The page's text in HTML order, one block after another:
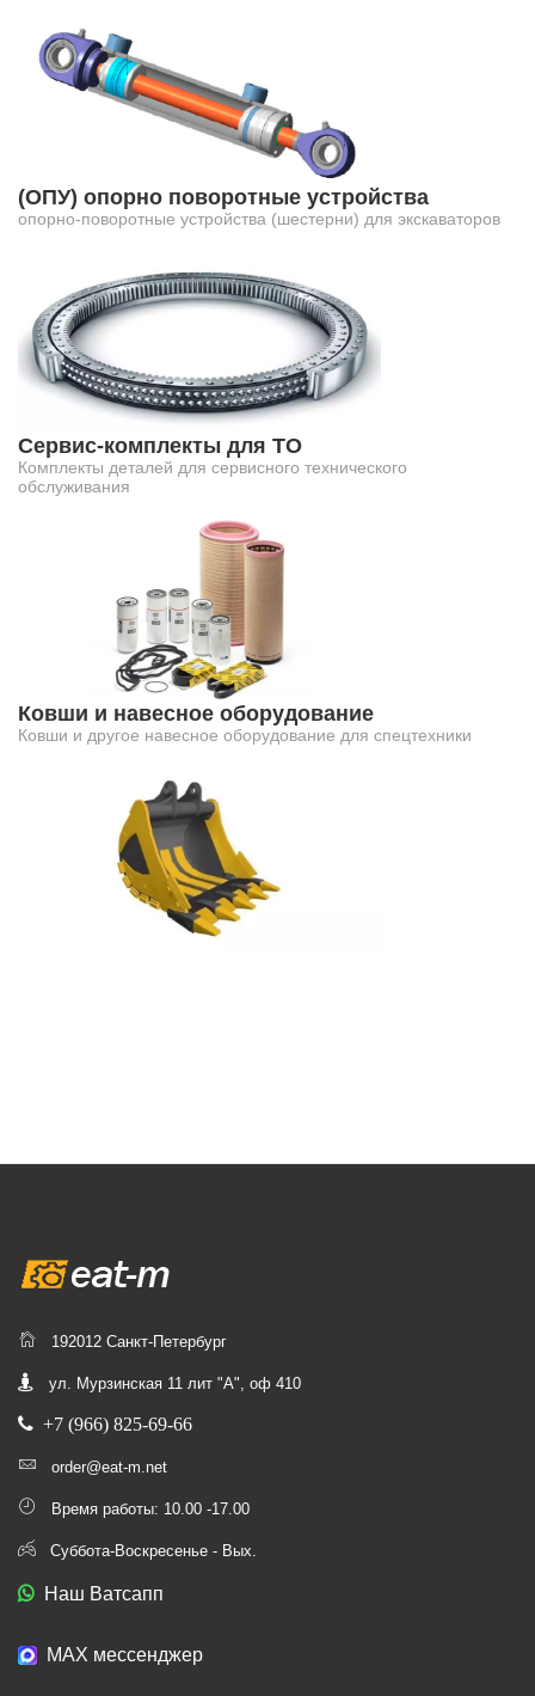
(ОПУ) опорно поворотные устройства
опорно-поворотные устройства (шестерни) для экскаваторов
Сервис-комплекты для ТО
Комплекты деталей для сервисного технического
обслуживания
Ковши и навесное оборудование
Ковши и другое навесное оборудование для спецтехники
192012 Санкт-Петербург
ул. Мурзинская 11 лит "А", оф 410
+7 (966) 825-69-66
order@eat-m.net
Время работы: 10.00 -17.00
Суббота-Воскресенье - Вых.
Наш Ватсапп
МАХ мессенджер